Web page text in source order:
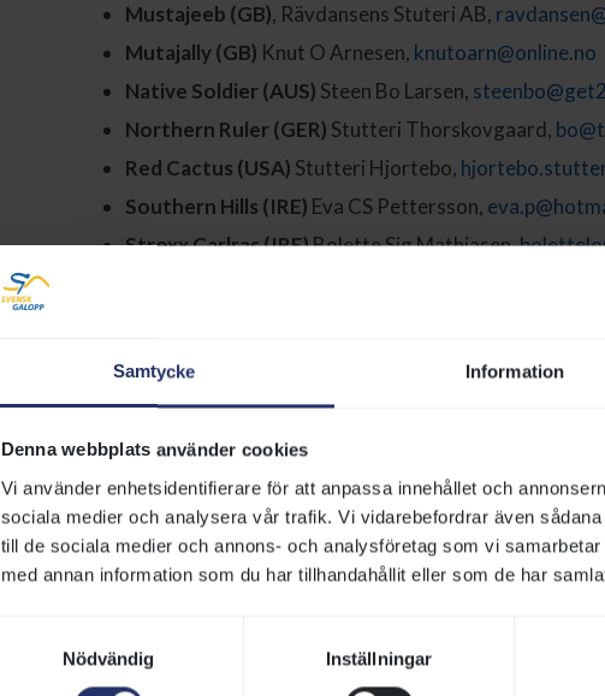
Samtycke Information
Denna webbplats använder cookies
Vi använder enhetsidentifierare för att anpassa innehållet och
sociala medier och analysera vår trafik. Vi vidarebefordrar även
till de sociala medier och annons- och analysföretag som vi
med annan information som du har tillhandahållit eller som de har
Nödvändig
Inställningar
Mustajeeb (GB), Rävdansens Stuteri AB,
Mutajally (GB) Knut O Arnesen, knutoarn@online.no
Native Soldier (AUS) Steen Bo Larsen,
Northern Ruler (GER) Stutteri Thorskovgaard,
Red Cactus (USA) Stutteri Hjortebo,
Southern Hills (IRE) Eva CS Pettersson,
Stroxx Carlras (IRE)Bolette Sig Mathiasen,
Uppercut Action (SWE)
Eva CS Pettersson,
Waldgeist (GB)Gestüt Lünzen.
Så ansluter du din hingst
Kostnaden för att anmäla sin hingst är